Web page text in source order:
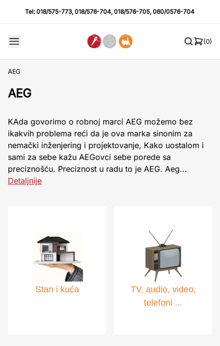
Tel:018/575-773,018/576-704,018/576-705,060/0576-704
(0)
AEG
AEG
KAda govorimo o robnoj marci AEG možemo bez
ikakvih problema reći da je ova marka sinonim za
nemački inženjering i projektovanje, Kako uostalom i
sami za sebe kažu AEGovci sebe porede sa
preciznošću. Preciznost u radu to je AEG. Aeg...
Detaljnije
Stan i kuća
TV, audio, video,
telefoni ...